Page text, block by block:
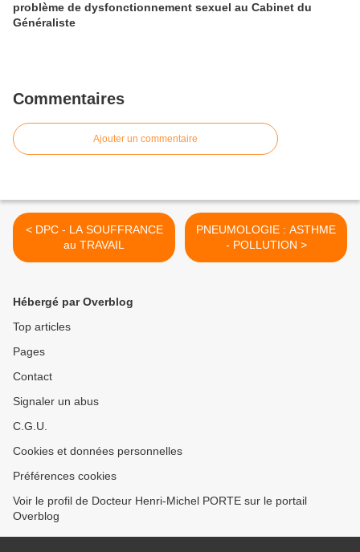
problème de dysfonctionnement sexuel au Cabinet du
Généraliste
Commentaires
Ajouter un commentaire
< DPC - LA SOUFFRANCE
au TRAVAIL
PNEUMOLOGIE : ASTHME
- POLLUTION >
Hébergé par Overblog
Top articles
Pages
Contact
Signaler un abus
C.G.U.
Cookies et données personnelles
Préférences cookies
Voir le profil de Docteur Henri-Michel PORTE sur le portail
Overblog